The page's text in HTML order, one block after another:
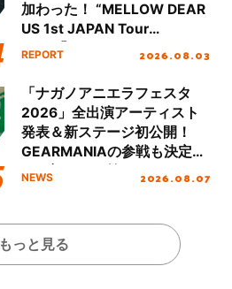
加わった！ “MELLOW DEAR
US 1st JAPAN Tour
Final「NICE to meet YOU
ート!!
REPORT 2026.08.03
「ナガノアニエラフェスタ
2026」全出演アーティスト
発表＆新ステージ初公開！
GEARMANIAの参戦も決定
し、初となる第3ステージの
NEWS 2026.08.07
もっと見る